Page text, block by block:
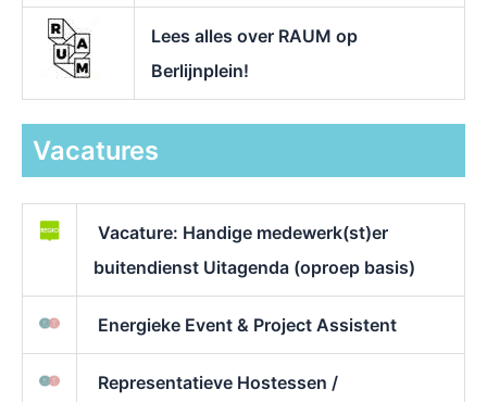
Lees alles over RAUM op
Berlijnplein!
Vacatures
Vacature: Handige medewerk(st)er
buitendienst Uitagenda (oproep basis)
Energieke Event & Project Assistent
Representatieve Hostessen /